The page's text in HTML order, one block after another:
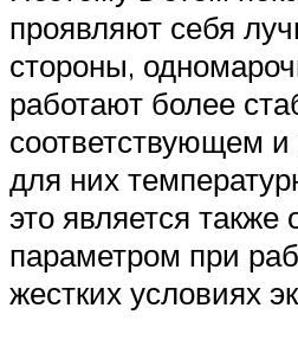
проявляют себя
стороны,
работают более
соответствующем
для них
это является
параметром при
жестких условиях